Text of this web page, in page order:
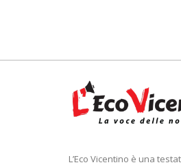
L’Eco Vicentino è una